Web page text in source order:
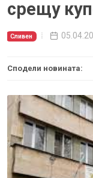
срещу
Сливен
Сподели новината: